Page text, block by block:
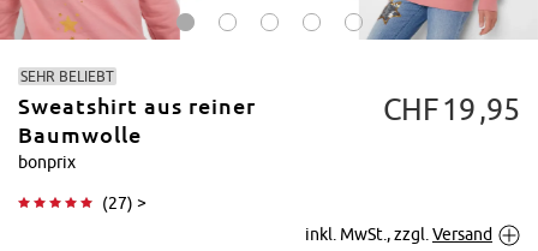
Vergrößern
SEHR BELIEBT
Sweatshirt aus reiner
Baumwolle
bonprix
(27) >
CHF19 95
inkl. MwSt., zzgl. Versand